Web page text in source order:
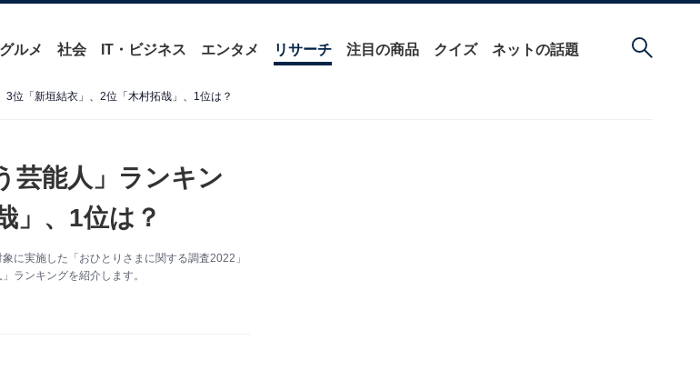
グルメ 社会 IT・ビジネス エンタメ リサーチ 注目の商品 クイズ ネットの話題
位「新垣結衣」、2位「木村拓哉」、1位は？
芸能人」ランキン
」、1位は？
に実施した「おひとりさまに関する調査2022」
ランキングを紹介します。